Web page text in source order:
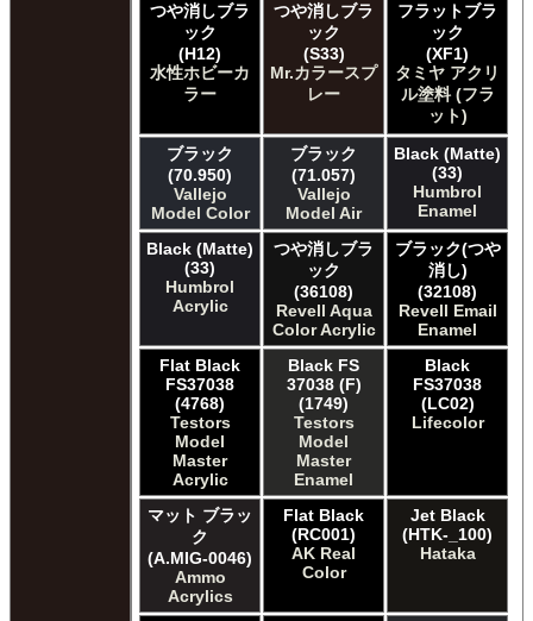
つや消しブラ
ック
(H12)
水性ホビーカ
ラー
つや消しブラ
ック
(S33)
Mr.カラースプ
レー
フラットブラ
ック
(XF1)
タミヤ アクリ
ル塗料 (フラ
ット)
ブラック
(70.950)
Vallejo
Model Color
ブラック
(71.057)
Vallejo
Model Air
Black (Matte)
(33)
Humbrol
Enamel
Black (Matte)
(33)
Humbrol
Acrylic
つや消しブラ
ック
(36108)
Revell Aqua
Color Acrylic
ブラック(つや
消し)
(32108)
Revell Email
Enamel
Flat Black
FS37038
(4768)
Testors
Model
Master
Acrylic
Black FS
37038 (F)
(1749)
Testors
Model
Master
Enamel
Black
FS37038
(LC02)
Lifecolor
マット ブラッ
ク
(A.MIG-0046)
Ammo
Acrylics
Flat Black
(RC001)
AK Real
Color
Jet Black
(HTK-_100)
Hataka